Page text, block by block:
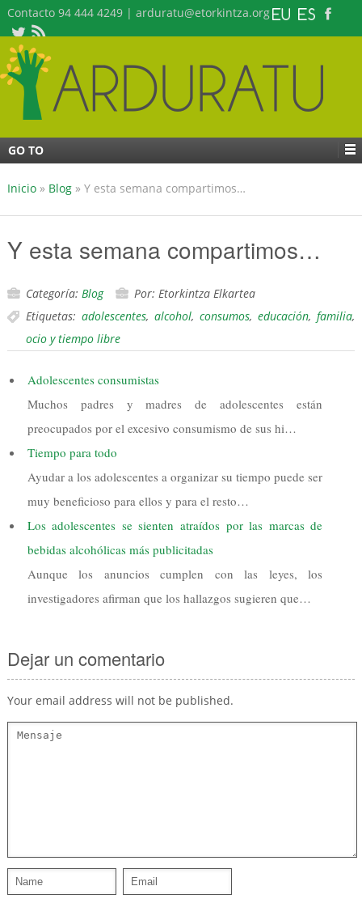
Contacto 94 444 4249 | arduratu@etorkintza.org
GO TO
Inicio» Blog» Y esta semana compartimos…
Y esta semana compartimos…
Categoría: Blog
Por: Etorkintza Elkartea
Etiquetas: adolescentes, alcohol, consumos,educación,familia,
ocio y tiempo libre
Adolescentes consumistas
Muchos padres y madres de adolescentes están
preocupados por el excesivo consumismo de sus hi…
Tiempo para todo
Ayudar a los adolescentes a organizar su tiempo puede ser
muy beneficioso para ellos y para el resto…
Los adolescentes se sienten atraídos por las marcas de
bebidas alcohólicas más publicitadas
Aunque los anuncios cumplen con las leyes, los
investigadores afirman que los hallazgos sugieren que…
Dejar un comentario
Your email address will not be published.